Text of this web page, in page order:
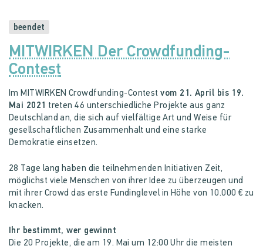
beendet
MITWIRKEN Der Crowdfunding-
Contest
Im MITWIRKEN Crowdfunding-Contestvom 21. April bis 19.
Mai 2021 treten 46 unterschiedliche Projekte aus ganz
Deutschland an, die sich auf vielfältige Art und Weise für
gesellschaftlichen Zusammenhalt und eine starke
Demokratie einsetzen.
28 Tage lang haben die teilnehmenden Initiativen Zeit,
möglichst viele Menschen von ihrer Idee zu überzeugen und
mit ihrer Crowd das erste Fundinglevel in Höhe von 10.000 € zu
knacken.
Ihr bestimmt, wer gewinnt
Die 20 Projekte, die am 19. Mai um 12:00 Uhr die meisten